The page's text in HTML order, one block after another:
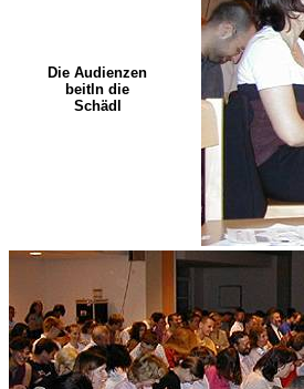
Die Audienzen
beitln die
Schädl